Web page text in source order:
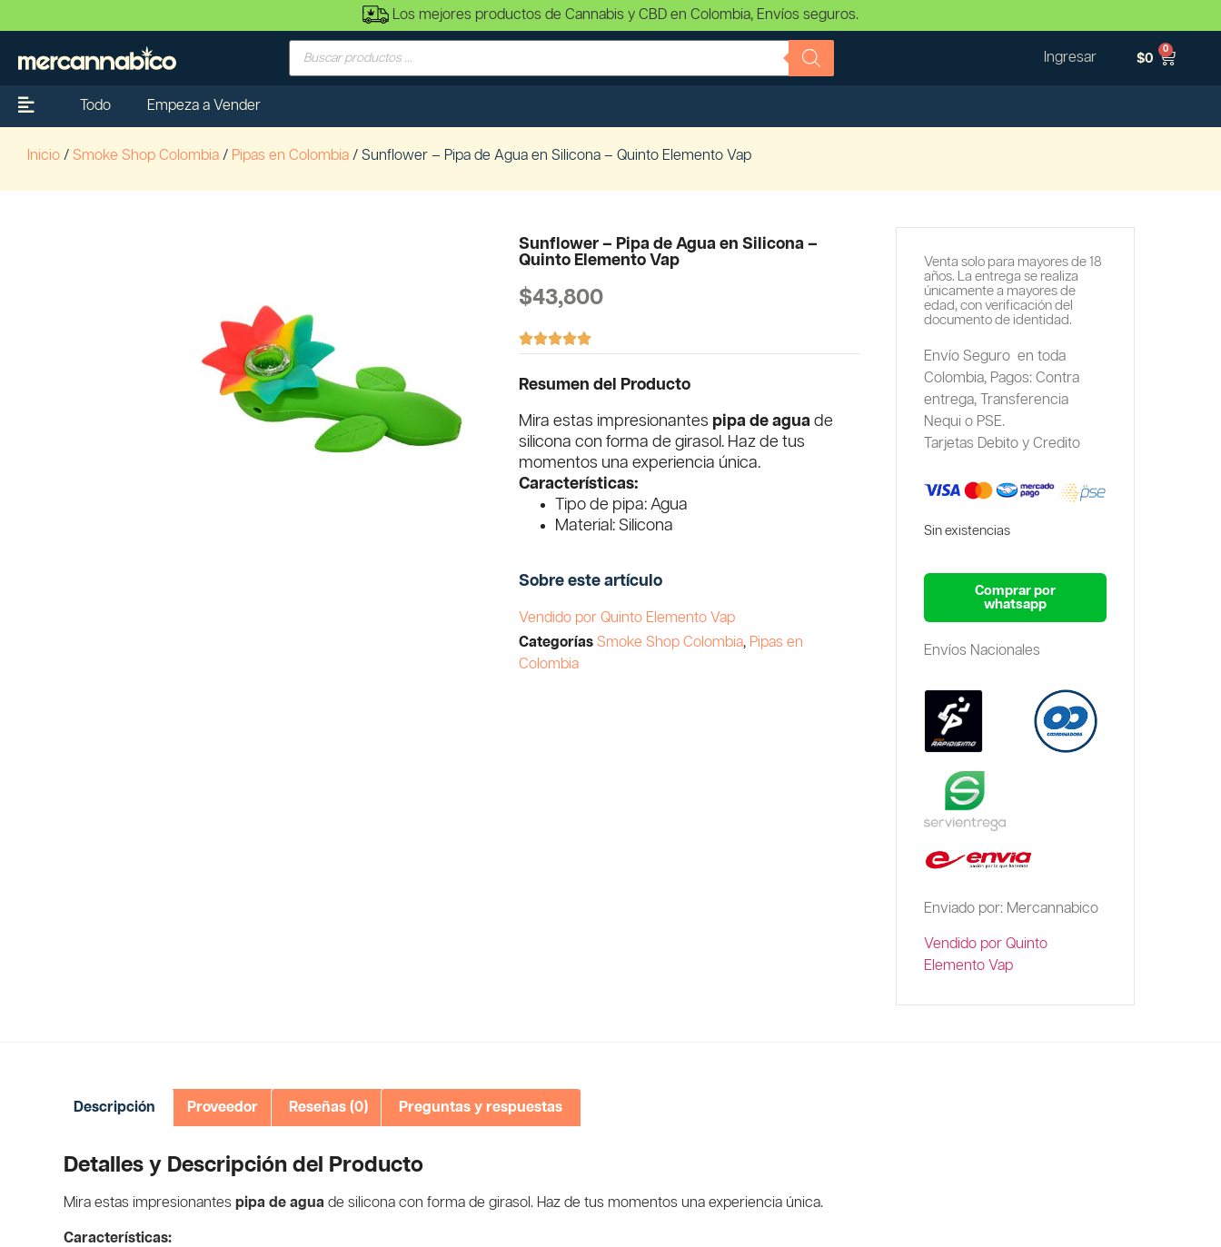
Los mejores productos de Cannabis y CBD en Colombia, Envíos seguros.
Ingresar $0
0
Todo Empeza a Vender
Inicio / Smoke Shop Colombia / Pipas en Colombia / Sunflower – Pipa de Agua en Silicona – Quinto Elemento Vap
Sunflower – Pipa de Agua en Silicona –
Quinto Elemento Vap
$43,800

Resumen del Producto
Mira estas impresionantes pipa de agua de
silicona con forma de girasol. Haz de tus
momentos una experiencia única.
Características:
Tipo de pipa: Agua
Material: Silicona
Sobre este artículo
Vendido por Quinto Elemento Vap
Categorías Smoke Shop Colombia, Pipas en
Colombia
Venta solo para mayores de 18
años. La entrega se realiza
únicamente a mayores de
edad, con verificación del
documento de identidad.
Envío Seguro en toda
Colombia, Pagos: Contra
entrega,
Transferencia
Nequi o PSE.
Tarjetas Debito y Credito
Sin existencias
Comprar por
whatsapp
Envíos Nacionales
Enviado por: Mercannabico
Vendido por Quinto
Elemento Vap
Descripción Proveedor Reseñas (0) Preguntas y respuestas
Detalles y Descripción del Producto
Mira estas impresionantes pipa de agua de silicona con forma de girasol. Haz de tus momentos una experiencia única.
Características: